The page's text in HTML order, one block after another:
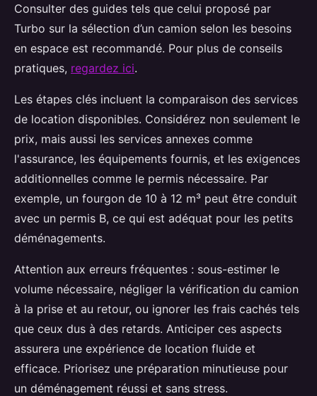
Consulter des guides tels que celui proposé par
Turbo sur la sélection d’un camion selon les besoins
en espace est recommandé. Pour plus de conseils
pratiques, regardez ici.
Les étapes clés incluent la comparaison des services
de location disponibles. Considérez non seulement le
prix, mais aussi les services annexes comme
l'assurance, les équipements fournis, et les exigences
additionnelles comme le permis nécessaire. Par
exemple, un fourgon de 10 à 12 m³ peut être conduit
avec un permis B, ce qui est adéquat pour les petits
déménagements.
Attention aux erreurs fréquentes : sous-estimer le
volume nécessaire, négliger la vérification du camion
à la prise et au retour, ou ignorer les frais cachés tels
que ceux dus à des retards. Anticiper ces aspects
assurera une expérience de location fluide et
efficace. Priorisez une préparation minutieuse pour
un déménagement réussi et sans stress.